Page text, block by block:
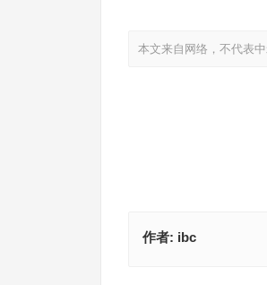
本文来自网络，不代表
作者: ibc